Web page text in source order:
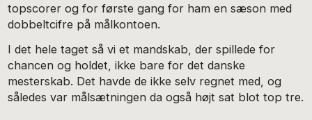
topscorer og for første gang for ham en sæson med
dobbeltcifre på målkontoen.
I det hele taget så vi et mandskab, der spillede for
chancen og holdet, ikke bare for det danske
mesterskab. Det havde de ikke selv regnet med, og
således var målsætningen da også højt sat blot top tre.